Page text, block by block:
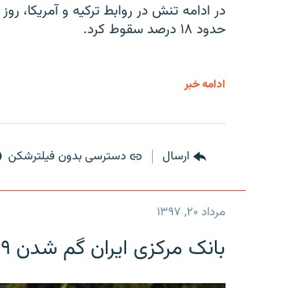
در ادامه تنش در روابط ترکیه و آمریکا،
حدود ۱۸ درصد سقوط کرد.
ادامه خبر
ارسال دسترسی بدون فیلترشکن
مرداد ۲۰, ۱۳۹۷
بانک مرکزی ایران گم شدن ۹ میلیارد دلار را تکذیب کرد